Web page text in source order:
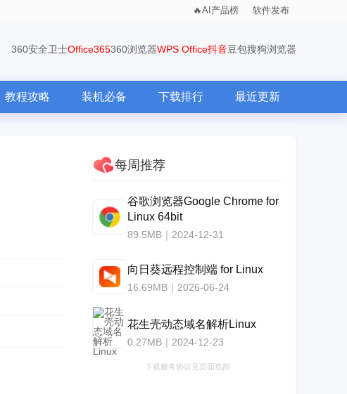
AI产品榜 软件发布
360安全卫士Office365360浏览器WPS Office抖音豆包搜狗浏览器
教程攻略 装机必备 下载排行 最近更新
每周推荐
谷歌浏览器Google Chrome for
Linux 64bit
89.5MB｜2024-12-31
向日葵远程控制端 for Linux
16.69MB｜2026-06-24
花生壳动态域名解析Linux
0.27MB｜2024-12-23
下载服务协议见页面底部